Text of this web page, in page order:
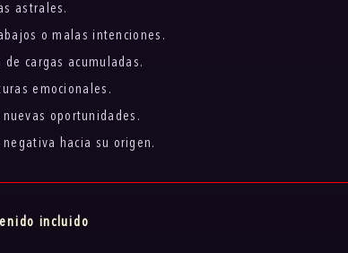
astrales.
o malas intenciones.
cargas acumuladas.
emocionales.
oportunidades.
hacia su origen.
incluido